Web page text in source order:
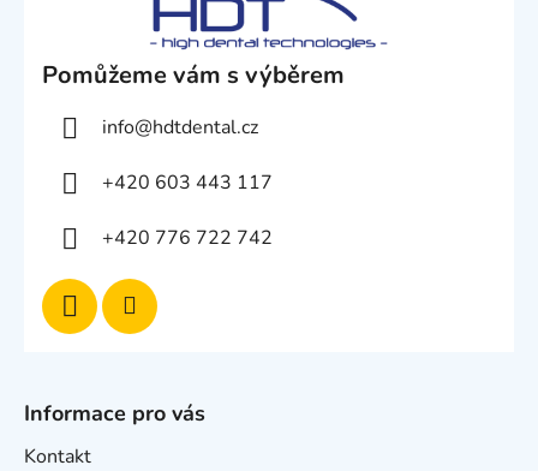
Pomůžeme vám s výběrem
info@hdtdental.cz
+420 603 443 117
+420 776 722 742
Informace pro vás
Kontakt